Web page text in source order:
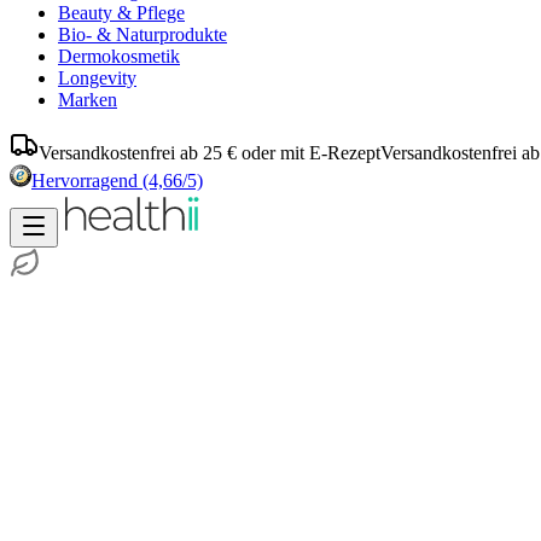
Beauty & Pflege
Bio- & Naturprodukte
Dermokosmetik
Longevity
Marken
Versandkostenfrei ab 25 € oder mit E-RezeptVersandkostenfrei
Hervorragend (4,66/5)